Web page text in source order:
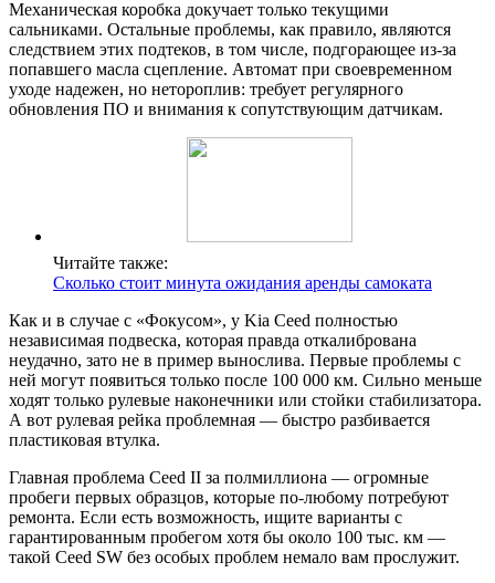
Механическая коробка докучает только текущими
сальниками. Остальные проблемы, как правило, являются
следствием этих подтеков, в том числе, подгорающее из-за
попавшего масла сцепление. Автомат при своевременном
уходе надежен, но нетороплив: требует регулярного
обновления ПО и внимания к сопутствующим датчикам.
Читайте также:
Сколько стоит минута ожидания аренды самоката
Как и в случае с «Фокусом», у Kia Ceed полностью
независимая подвеска, которая правда откалибрована
неудачно, зато не в пример вынослива. Первые проблемы с
ней могут появиться только после 100 000 км. Сильно меньше
ходят только рулевые наконечники или стойки стабилизатора.
А вот рулевая рейка проблемная — быстро разбивается
пластиковая втулка.
Главная проблема Ceed II за полмиллиона — огромные
пробеги первых образцов, которые по-любому потребуют
ремонта. Если есть возможность, ищите варианты с
гарантированным пробегом хотя бы около 100 тыс. км —
такой Ceed SW без особых проблем немало вам прослужит.